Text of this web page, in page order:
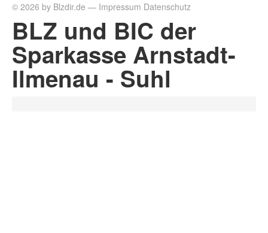
© 2026 by Blzdir.de — Impressum Datenschutz
BLZ und BIC der
Sparkasse Arnstadt-
Ilmenau - Suhl